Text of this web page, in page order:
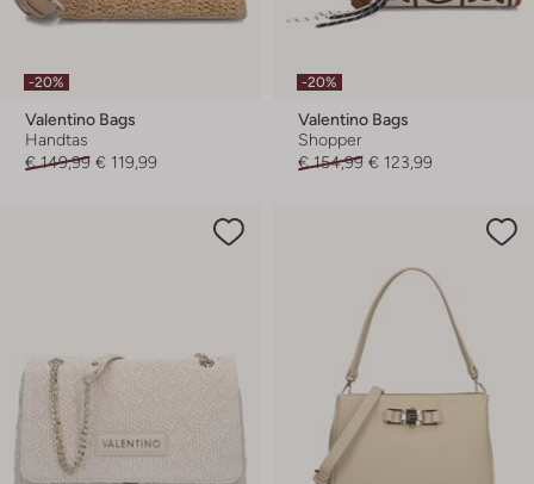
-20%
Valentino Bags
Handtas
€ 149,99 € 119,99
-20%
Valentino Bags
Shopper
€ 154,99 € 123,99